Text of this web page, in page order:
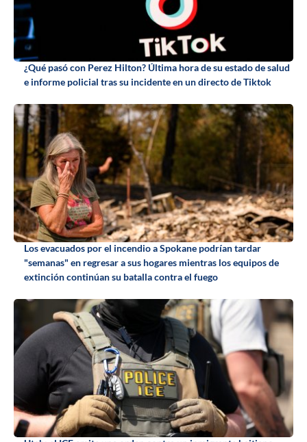
¿Qué pasó con Perez Hilton? Última hora de su estado de salud
e informe policial tras su incidente en un directo de Tiktok
Los evacuados por el incendio a Spokane podrían tardar
"semanas" en regresar a sus hogares mientras los equipos de
extinción continúan su batalla contra el fuego